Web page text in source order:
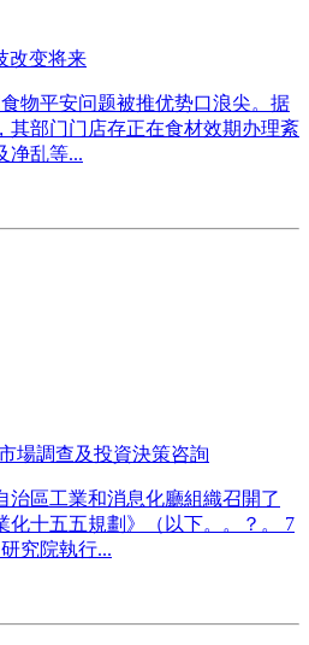
改变将来
物平安问题被推优势口浪尖。据
其部门门店存正在食材效期办理紊
净乱等...
場調查及投資決策咨詢
治區工業和消息化廳組織召開了
化十五五規劃》（以下。。？。 7
究院執行...